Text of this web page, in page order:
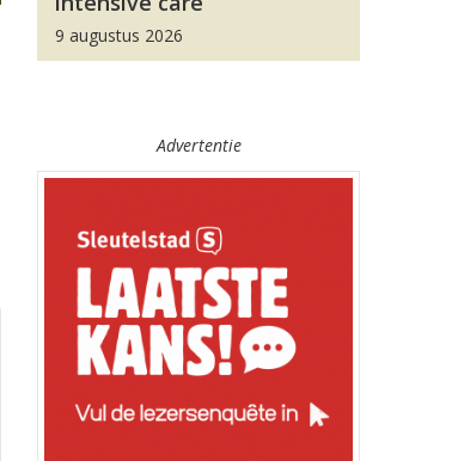
9 augustus 2026
Advertentie